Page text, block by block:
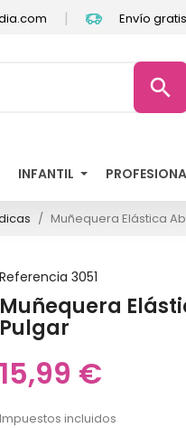
| Envío
search
INFANTIL
Muñequera Elástica
Referencia 3051
Muñequera
Pulgar
15,99 €
Impuestos incluidos